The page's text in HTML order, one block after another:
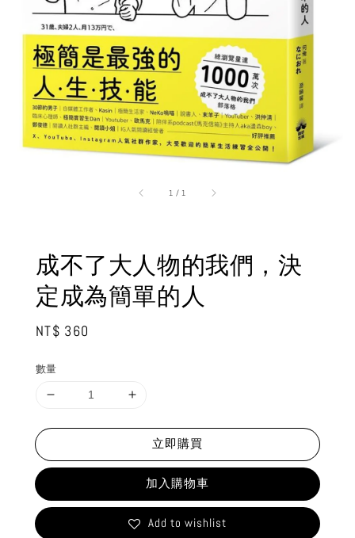
1 / 1
成不了大人物的我們，決
定成為簡單的人
Regular
NT$ 360
數量
立即購買
加入購物車
Add to wishlist